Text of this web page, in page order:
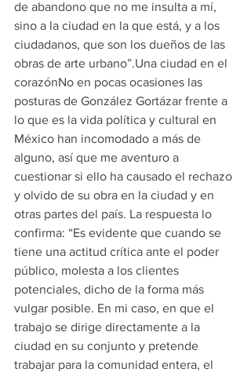
de abandono que no me insulta a mí,
sino a la ciudad en la que está, y a los
ciudadanos, que son los dueños de las
obras de arte urbano”.Una ciudad en el
corazónNo en pocas ocasiones las
posturas de González Gortázar frente a
lo que es la vida política y cultural en
México han incomodado a más de
alguno, así que me aventuro a
cuestionar si ello ha causado el rechazo
y olvido de su obra en la ciudad y en
otras partes del país. La respuesta lo
confirma: “Es evidente que cuando se
tiene una actitud crítica ante el poder
público, molesta a los clientes
potenciales, dicho de la forma más
vulgar posible. En mi caso, en que el
trabajo se dirige directamente a la
ciudad en su conjunto y pretende
trabajar para la comunidad entera, el